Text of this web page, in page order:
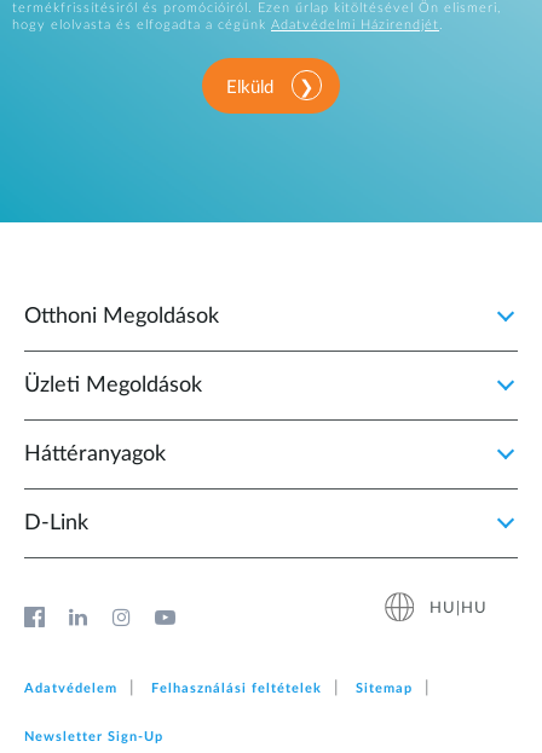
termékfrissítésiről és promócióiról. Ezen űrlap kitöltésével Ön elismeri,
hogy elolvasta és elfogadta a cégünk Adatvédelmi Házirendjét.
Elküld
Otthoni Megoldások
Üzleti Megoldások
Háttéranyagok
D‑Link
HU|HU
Adatvédelem Felhasználási feltételek Sitemap
Newsletter Sign‑Up